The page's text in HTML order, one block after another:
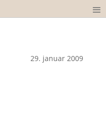
29. januar 2009